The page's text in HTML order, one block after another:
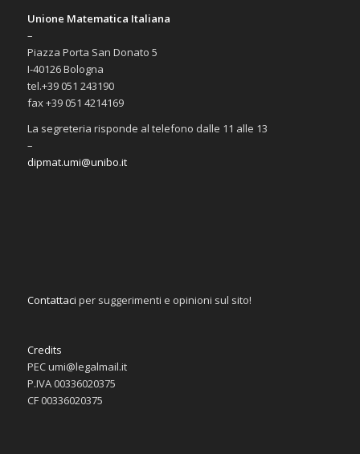
Unione Matematica Italiana
–
Piazza Porta San Donato 5
I-40126 Bologna
tel.+39 051 243190
fax +39 051 4214169
La segreteria risponde al telefono dalle 11 alle 13
–
dipmat.umi@unibo.it
Contattaci per suggerimenti e opinioni sul sito!
Credits
PEC umi@legalmail.it
P.IVA 00336020375
CF 00336020375